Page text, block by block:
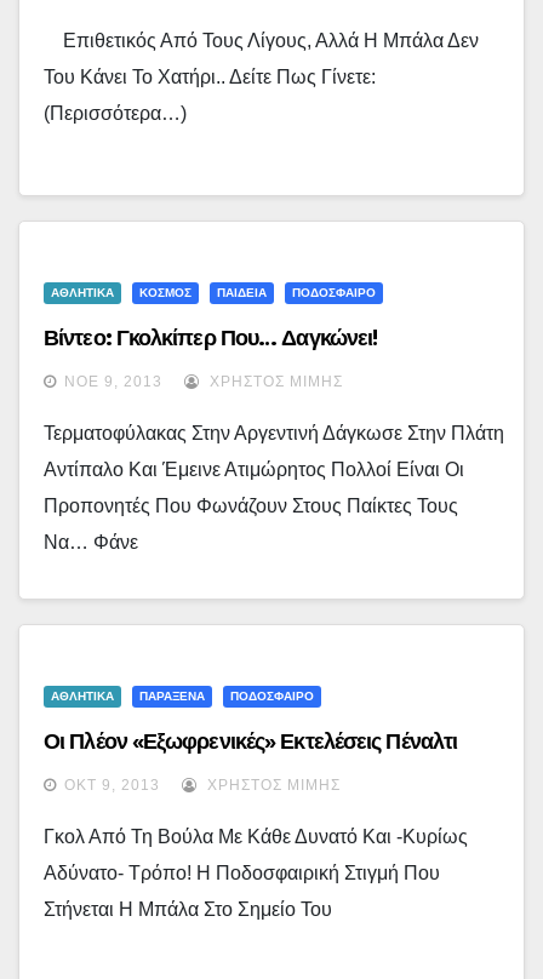
Επιθετικός Από Τους Λίγους, Αλλά Η Μπάλα Δεν
Του Κάνει Το Χατήρι.. Δείτε Πως Γίνετε:
(περισσότερα…)
ΑΘΛΗΤΙΚΑ ΚΟΣΜΟΣ ΠΑΙΔΕΙΑ ΠΟΔΟΣΦΑΙΡΟ
Βίντεο: Γκολκίπερ Που… Δαγκώνει!
ΝΟΈ 9, 2013 ΧΡΉΣΤΟΣ ΜΊΜΗΣ
Τερματοφύλακας Στην Αργεντινή Δάγκωσε Στην Πλάτη
Αντίπαλο Και Έμεινε Ατιμώρητος Πολλοί Είναι Οι
Προπονητές Που Φωνάζουν Στους Παίκτες Τους
Να… Φάνε
ΑΘΛΗΤΙΚΑ ΠΑΡΑΞΕΝΑ ΠΟΔΟΣΦΑΙΡΟ
Οι Πλέον «εξωφρενικές» Εκτελέσεις Πέναλτι
ΟΚΤ 9, 2013 ΧΡΉΣΤΟΣ ΜΊΜΗΣ
Γκολ Από Τη Βούλα Με Κάθε Δυνατό Και -κυρίως
Αδύνατο- Τρόπο! Η Ποδοσφαιρική Στιγμή Που
Στήνεται Η Μπάλα Στο Σημείο Του